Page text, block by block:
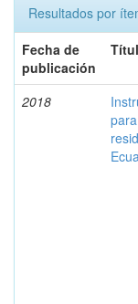
Resultados por
Fecha de
publicación
2018